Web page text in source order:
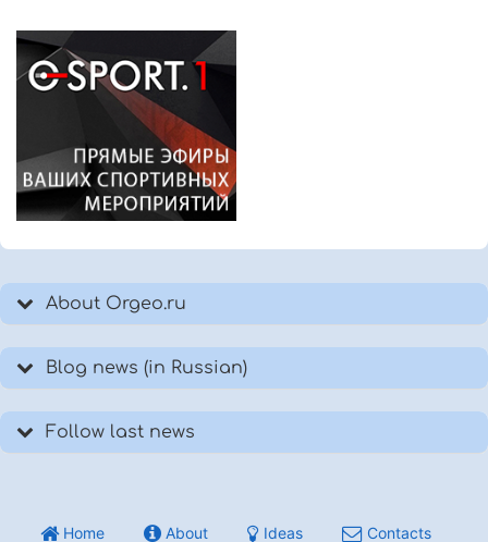
About Orgeo.ru
Blog news (in Russian)
Follow last news
Home About Ideas Contacts